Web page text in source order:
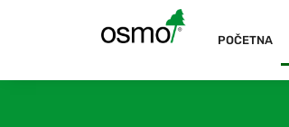
POČETNA